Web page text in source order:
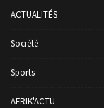
ACTUALITÉS
Société
Sports
AFRIK'ACTU